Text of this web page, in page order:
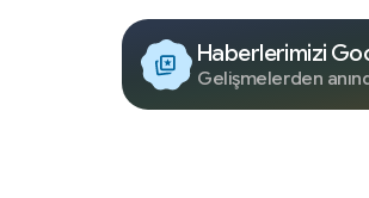
Haberlerimizi
Gelişmelerden